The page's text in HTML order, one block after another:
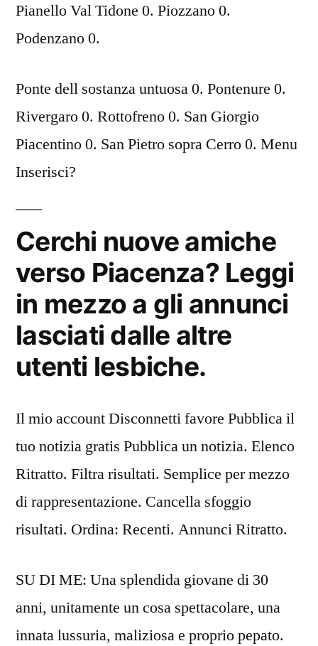
Pianello Val Tidone 0. Piozzano 0.
Podenzano 0.
Ponte dell sostanza untuosa 0. Pontenure 0.
Rivergaro 0. Rottofreno 0. San Giorgio
Piacentino 0. San Pietro sopra Cerro 0. Menu
Inserisci?
Cerchi nuove amiche
verso Piacenza? Leggi
in mezzo a gli annunci
lasciati dalle altre
utenti lesbiche.
Il mio account Disconnetti favore Pubblica il
tuo notizia gratis Pubblica un notizia. Elenco
Ritratto. Filtra risultati. Semplice per mezzo
di rappresentazione. Cancella sfoggio
risultati. Ordina: Recenti. Annunci Ritratto.
SU DI ME: Una splendida giovane di 30
anni, unitamente un cosa spettacolare, una
innata lussuria, maliziosa e proprio pepato.